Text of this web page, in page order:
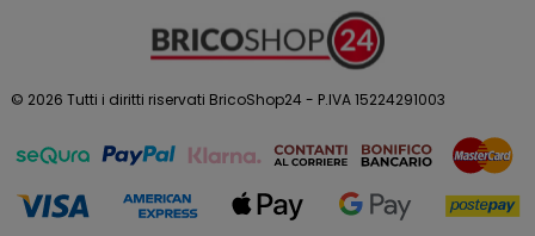
© 2026 Tutti i diritti riservati BricoShop24 - P.IVA 15224291003